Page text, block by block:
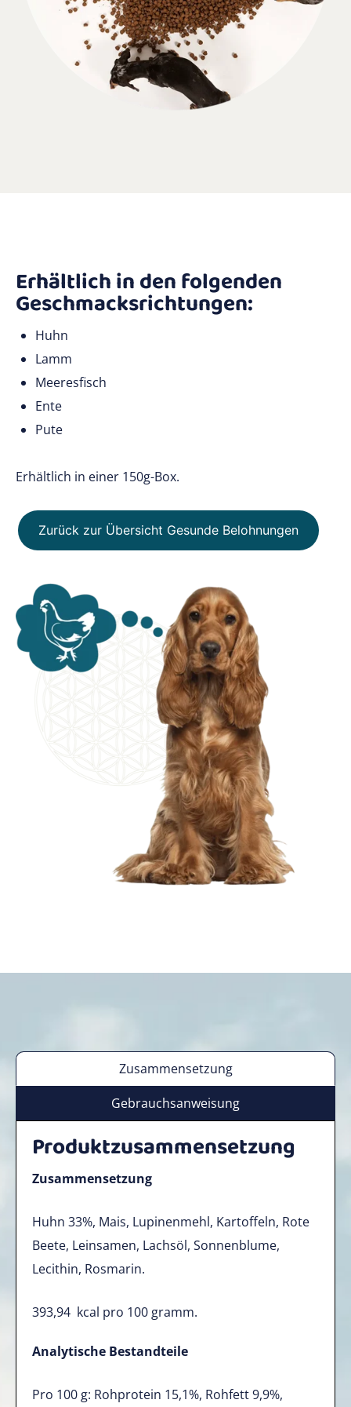
Erhältlich in den folgenden
Geschmacksrichtungen:
Huhn
Lamm
Meeresfisch
Ente
Pute
Erhältlich in einer 150g-Box.
Zurück zur Übersicht Gesunde Belohnungen
Zusammensetzung
Gebrauchsanweisung
Produktzusammensetzung
Zusammensetzung
Huhn 33%, Mais, Lupinenmehl, Kartoffeln, Rote
Beete, Leinsamen, Lachsöl, Sonnenblume,
Lecithin, Rosmarin.
393,94 kcal pro 100 gramm.
Analytische Bestandteile
Pro 100 g: Rohprotein 15,1%, Rohfett 9,9%,